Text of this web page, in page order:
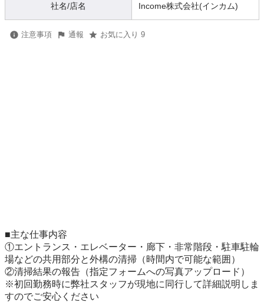
社名/店名 Income株式会社(インカム)
注意事項 通報 お気に入り 9
■主な仕事内容
①エントランス・エレベーター・廊下・非常階段・駐車駐輪
場などの共用部分と外構の清掃（時間内で可能な範囲）
②清掃結果の報告（指定フォームへの写真アップロード）
※初回勤務時に弊社スタッフが現地に同行して詳細説明しま
すのでご安心ください